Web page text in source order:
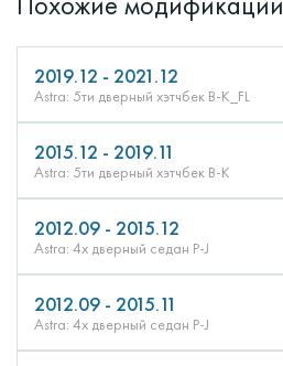
2019.12 - 2021.12
Astra: 5ти дверный хэтчбек B-K_FL
2015.12 - 2019.11
Astra: 5ти дверный хэтчбек B-K
2012.09 - 2015.12
Astra: 4х дверный седан P-J
2012.09 - 2015.11
Astra: 4х дверный седан P-J